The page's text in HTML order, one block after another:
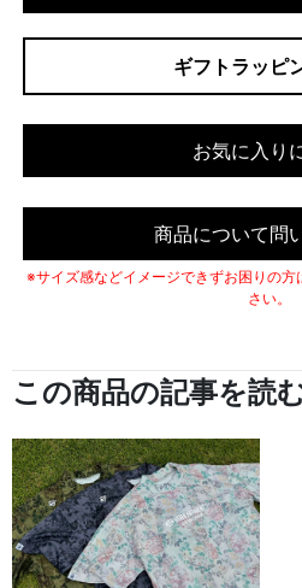
ギフトラッピ
お気に入り
商品について問
※サイズ感などイメージできずお困りの
さい。
この商品の記事を読